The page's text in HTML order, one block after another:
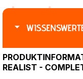
REALIST -